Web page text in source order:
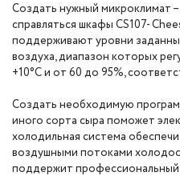
Создать нужный микроклимат
справляться шкафы CS107-
поддерживают уровни
воздуха, диапазон которых
+10°С и от 60 до 95%,
Создать необходимую
иного сорта сыра поможет
холодильная система
воздушными потоками
поддержит профессиональный